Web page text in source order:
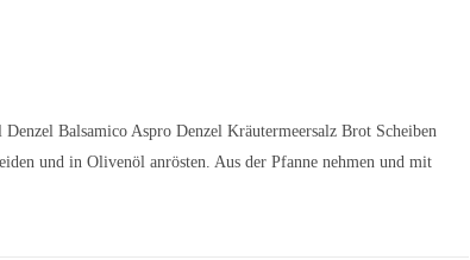
Balsamico Aspro Denzel Kräutermeersalz Brot Scheiben
und in Olivenöl anrösten. Aus der Pfanne nehmen und mit